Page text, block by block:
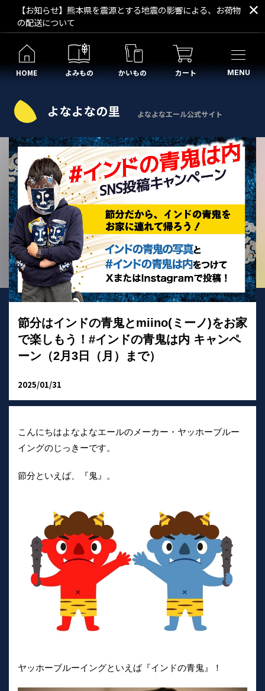
【お知らせ】熊本県を震源とする地震の影響による、お荷物
の配送について
HOME よみもの かいもの カート MENU
よなよなエール公式サイト
節分はインドの青鬼とmiino(ミーノ)をお家
で楽しもう！#インドの青鬼は内 キャンペ
ーン（2月3日（月）まで）
2025/01/31
こんにちはよなよなエールのメーカー・ヤッホーブルー
イングのじっきーです。
節分といえば、『鬼』。
ヤッホーブルーイングといえば『インドの青鬼』！